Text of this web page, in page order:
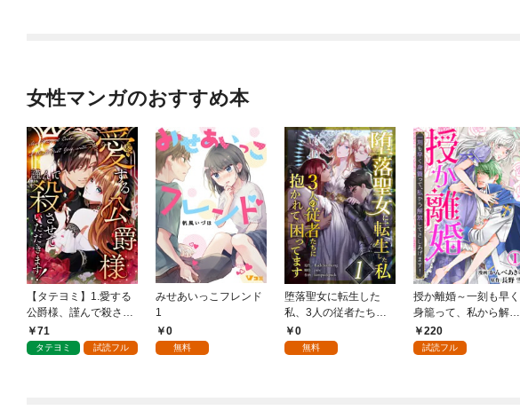
女性マンガのおすすめ本
【タテヨミ】1.愛する
公爵様、謹んで殺させ
ていただきます！
71
タテヨミ 試読フル
みせあいっこフレンド
1
0
無料
堕落聖女に転生した
私、3人の従者たちに
抱かれて困ってます 第
1話
0
無料
授か離婚～一刻も早く
身籠って、私から解放
してさしあげます！1
220
試読フル